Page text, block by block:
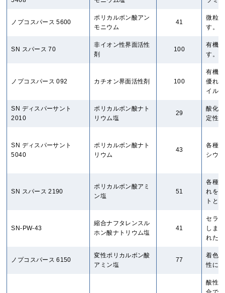
ノプコスパース 5600
ポリカルボン酸アン
モニウム
41
微粒
す。
SN スパース 70
非イオン性界面活性
剤
100
有機
す。
ノプコスパース 092 カチオン界面活性剤 100
有機
優れ
イル
SN ディスパーサント
2010
ポリカルボン酸ナト
リウム塩
29
酸化
定性
SN ディスパーサント
5040
ポリカルボン酸ナト
リウム
43
各種
シウ
SN スパース 2190
ポリカルボン酸アミ
ン塩
51
各種
れを
トと
SN-PW-43
縮合ナフタレンスル
ホン酸ナトリウム塩
41
セラ
しま
れた
ノプコスパース 6150
変性ポリカルボン酸
アミン塩
77
着色
性に
酸性